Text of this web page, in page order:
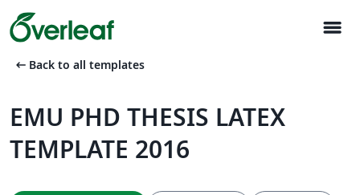
menu
arrow_left_alt Back to all templates
EMU PHD THESIS LATEX
TEMPLATE 2016